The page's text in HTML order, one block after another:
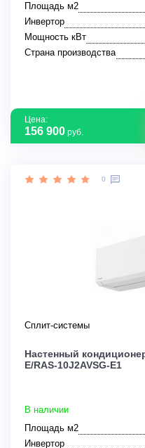
Площадь м2
Инвертор
Мощность кВт
Страна производства
Цена:
156 900 руб.
0
Сплит-системы
Настенный
E/RAS-10J2AVSG-E1
В наличии
Площадь м2
Инвертор